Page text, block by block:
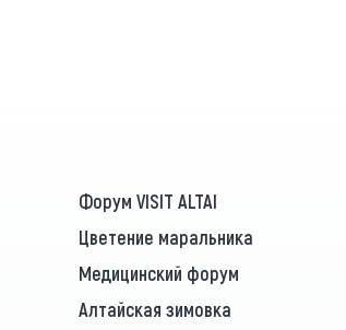
Форум VISIT ALTAI
Цветение маральника
Медицинский форум
Алтайская зимовка